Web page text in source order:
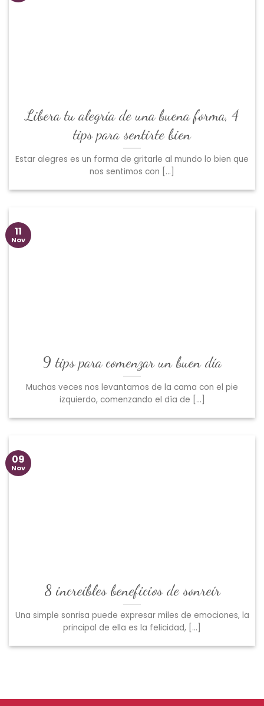
Libera tu alegría de una buena forma, 4
tips para sentirte bien
Estar alegres es un forma de gritarle al mundo lo bien que
nos sentimos con [...]
9 tips para comenzar un buen día
Muchas veces nos levantamos de la cama con el pie
izquierdo, comenzando el día de [...]
11
Nov
8 increíbles beneficios de sonreír
Una simple sonrisa puede expresar miles de emociones, la
principal de ella es la felicidad, [...]
09
Nov